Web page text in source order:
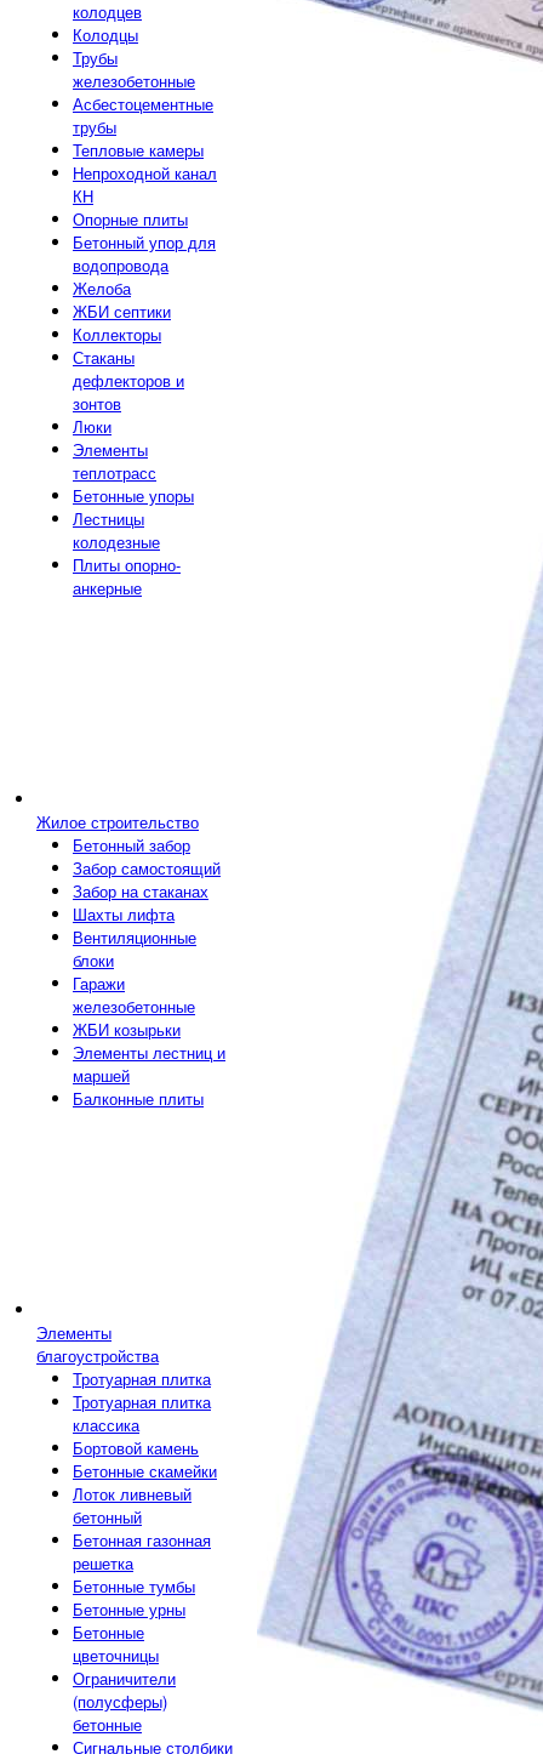
колодцев
Колодцы
Трубы
железобетонные
Асбестоцементные
трубы
Тепловые камеры
Непроходной канал
КН
Опорные плиты
Бетонный упор для
водопровода
Желоба
ЖБИ септики
Коллекторы
Стаканы
дефлекторов и
зонтов
Люки
Элементы
теплотрасс
Бетонные упоры
Лестницы
колодезные
Плиты опорно-
анкерные
Жилое строительство
Бетонный забор
Забор самостоящий
Забор на стаканах
Шахты лифта
Вентиляционные
блоки
Гаражи
железобетонные
ЖБИ козырьки
Элементы лестниц и
маршей
Балконные плиты
Элементы
благоустройства
Тротуарная плитка
Тротуарная плитка
классика
Бортовой камень
Бетонные скамейки
Лоток ливневый
бетонный
Бетонная газонная
решетка
Бетонные тумбы
Бетонные урны
Бетонные
цветочницы
Ограничители
(полусферы)
бетонные
Сигнальные столбики